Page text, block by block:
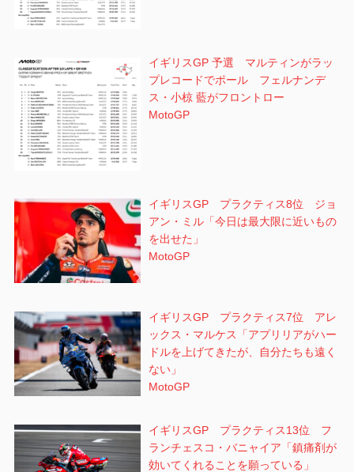
イギリスGP 予選 マルティンがラッ
プレコードでポール フェルナンデ
ス・小椋 藍がフロントロー
MotoGP
イギリスGP プラクティス8位 ジョ
アン・ミル「今日は最大限に近いもの
を出せた」
MotoGP
イギリスGP プラクティス7位 アレ
ックス・マルケス「アプリリアがハー
ドルを上げてきたが、自分たちも遠く
ない」
MotoGP
イギリスGP プラクティス13位 フ
ランチェスコ・バニャイア「鎮痛剤が
効いてくれることを願っている」